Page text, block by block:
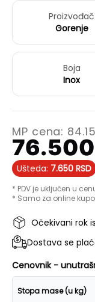
Proizvođač
Gorenje
Boja
Inox
MP cena:
76.500
Ušteda: 7.650 RSD
* PDV je uključen u
* Samo za online
Očekivani rok
Dostava se
Cenovnik -
Stopa mase (u kg)